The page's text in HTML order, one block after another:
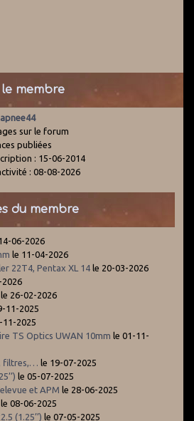
membre
apnee44
sur le forum
publiées
: 15-06-2014
: 08-08-2026
du membre
06-2026
le 11-04-2026
22T4, Pentax XL 14 le 20-03-2026
2026
le 26-02-2026
11-2025
11-2025
TS Optics UWAN 10mm le 01-11-
filtres,…
le 19-07-2025
le 05-07-2025
et APM le 28-06-2025
le 08-06-2025
(1.25’’) le 07-05-2025